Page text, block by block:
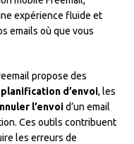
expérience fluide et
emails où que vous
propose des
planification d’envoi, les
l’envoid’un email
Ces outils contribuent
les erreurs de